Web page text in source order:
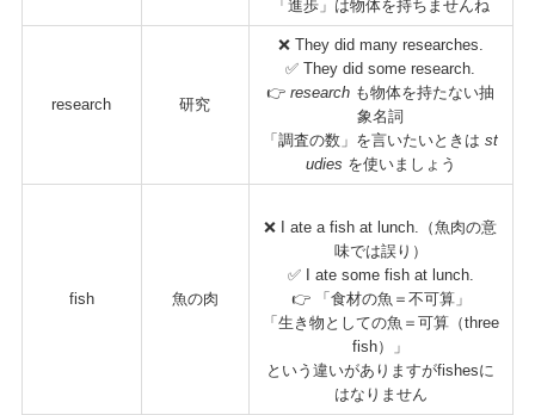
「進歩」は物体を持ちませんね
research 研究
❌ They did many researches.
✅ They did some research.
👉research も物体を持たない抽
象名詞
「調査の数」を言いたいときはst
udies を使いましょう
fish 魚の肉
❌ I ate a fish at lunch.（魚肉の意
味では誤り）
✅ I ate some fish at lunch.
👉 「食材の魚＝不可算」
「生き物としての魚＝可算（three
fish）」
という違いがありますがfishesに
はなりません